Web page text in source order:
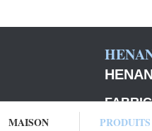
MAISON PRODUITS